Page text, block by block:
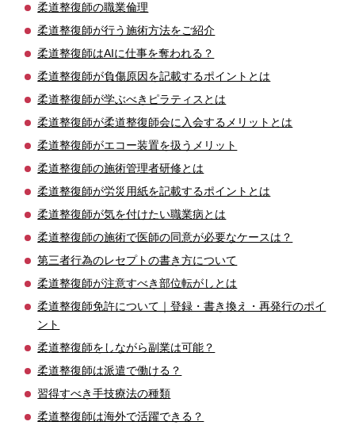
柔道整復師の職業倫理
柔道整復師が行う施術方法をご紹介
柔道整復師はAIに仕事を奪われる？
柔道整復師が負傷原因を記載するポイントとは
柔道整復師が学ぶべきピラティスとは
柔道整復師が柔道整復師会に入会するメリットとは
柔道整復師がエコー装置を扱うメリット
柔道整復師の施術管理者研修とは
柔道整復師が労災用紙を記載するポイントとは
柔道整復師が気を付けたい職業病とは
柔道整復師の施術で医師の同意が必要なケースは？
第三者行為のレセプトの書き方について
柔道整復師が注意すべき部位転がしとは
柔道整復師免許について｜登録・書き換え・再発行のポイ
ント
柔道整復師をしながら副業は可能？
柔道整復師は派遣で働ける？
習得すべき手技療法の種類
柔道整復師は海外で活躍できる？